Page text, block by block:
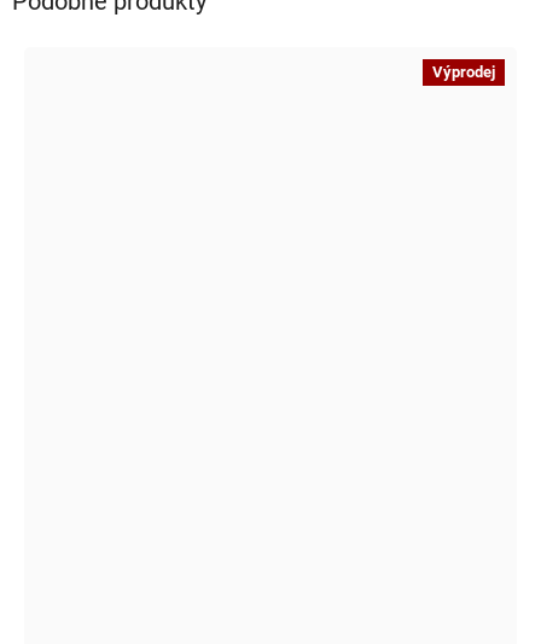
Výprodej